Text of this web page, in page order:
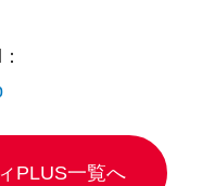
：
PLUS一覧へ